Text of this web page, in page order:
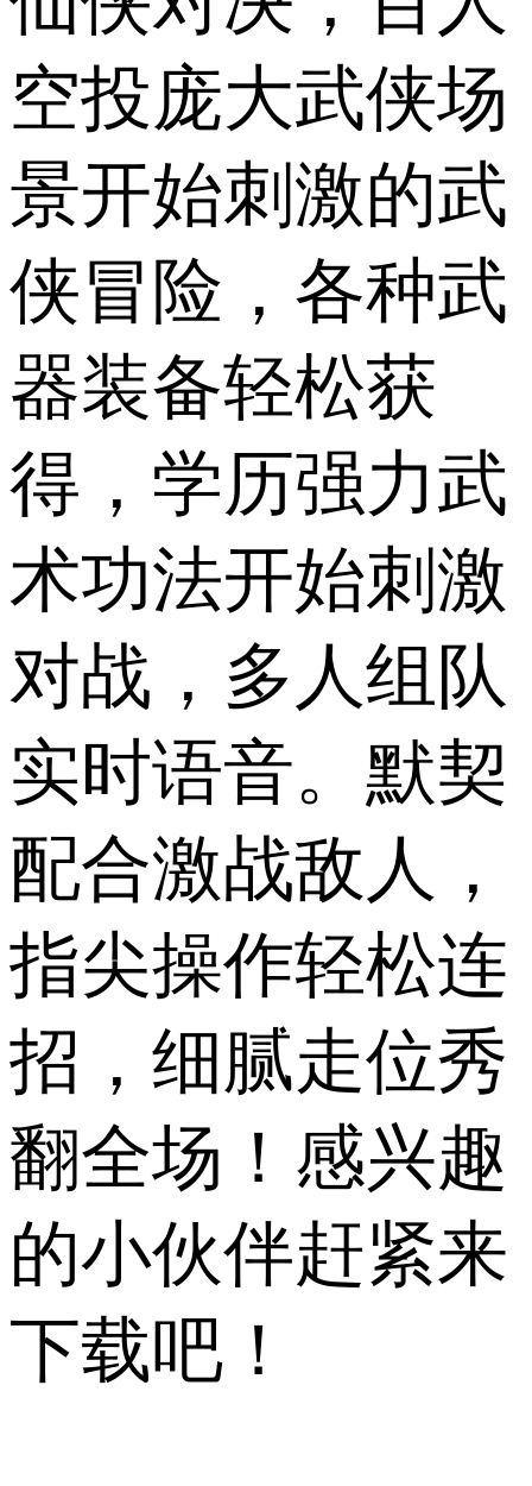
空投庞大武侠场
景开始刺激的武
侠冒险，各种武
器装备轻松获
得，学历强力武
术功法开始刺激
对战，多人组队
实时语音。默契
配合激战敌人，
指尖操作轻松连
招，细腻走位秀
翻全场！感兴趣
的小伙伴赶紧来
下载吧！